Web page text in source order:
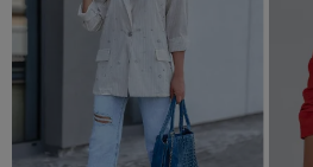
Jesienne Uroczystości
Zimowe Uroczystości
HOT SALE
Produkty Tygodnia
beżowe